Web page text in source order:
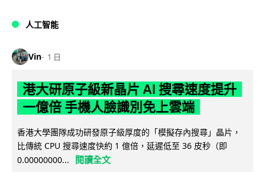
人工智能
Vin 1 日
港大研原子級新晶片 AI 搜尋速度提升
一億倍 手機人臉識別免上雲端
香港大學團隊成功研發原子級厚度的「模擬存內搜尋」晶片，
比傳統 CPU 搜尋速度快約 1 億倍，延遲低至 36 皮秒（即
0.00000000...
閱讀全文